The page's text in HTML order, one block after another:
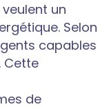
un
Selon
capables
Cette
de